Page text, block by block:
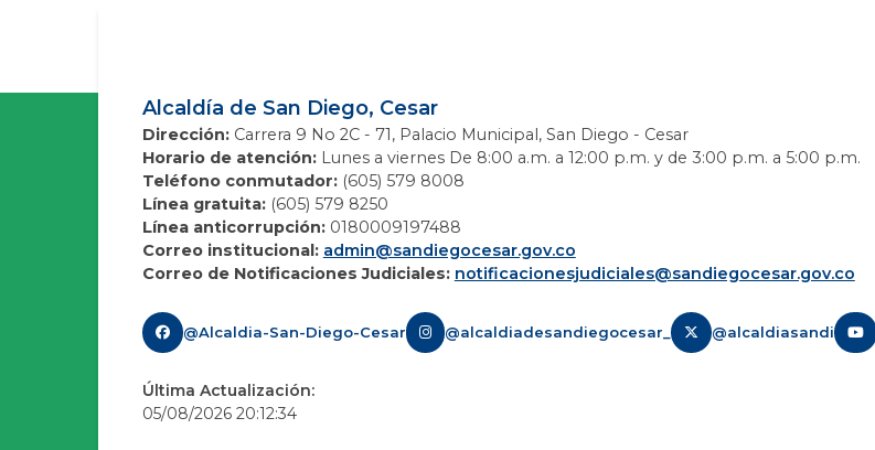
Alcaldía de San Diego, Cesar
Dirección:Carrera 9 No 2C - 71, Palacio Municipal, San Diego - Cesar
Horario de atención:Lunes a viernes De 8:00 a.m. a 12:00 p.m. y de 3:00 p.m. a 5:00 p.m.
Teléfono conmutador:(605) 579 8008
Línea gratuita:(605) 579 8250
Línea anticorrupción:0180009197488
Correo institucional: admin@sandiegocesar.gov.co
Correo de Notificaciones Judiciales: notificacionesjudiciales@sandiegocesar.gov.co
@Alcaldia-San-Diego-Cesar @alcaldiadesandiegocesar_ @alcaldiasandi
Última Actualización:
05/08/2026 20:12:34